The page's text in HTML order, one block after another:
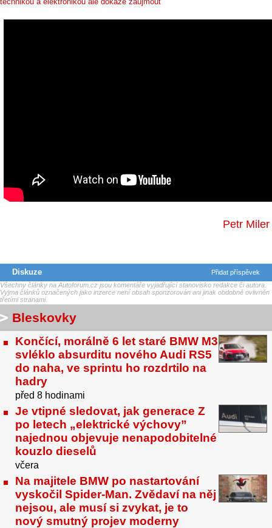
Petr Miler
Diskuze
Přidat příspěvek
Všechny články na Autoforum.cz jsou komentáře vyjadřující stanovisko redakce či autora.
Vyjma článků označených jako inzerce není obsah sponzorován ani jinak obdobně ovlivněn
třetími stranami.
Bleskovky
Končící, morálně 6 let staré BMW M3
svléklo absurditu nového Audi RS5
do naha, ve sprintu ho rozdrtilo na
hadry
před 8 hodinami
Je vtipné sledovat, jak generace Z
po letech „elektrické výchovy”
najednou objevuje nenapodobitelné
kouzlo dieselů
včera
Na majitele BMW po nastartování
vyskočil Spider-Man. Zvědaví na něj
nejsou, ale musí si zvykat, je to
nový smutný projev moderny